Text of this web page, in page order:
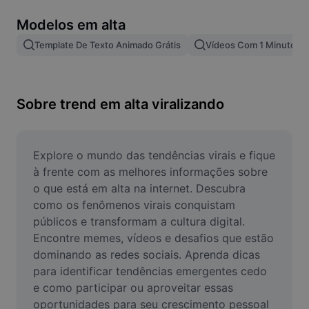
Mesclar imagens
Redimensionar Imagem
Criador de Memes
AI Text Remover
AI People Remover
AI Inpainting
Face Cutout
Modelos em alta
Template De Texto Animado Grátis Vídeos Com 1 Minuto
Sobre trend em alta viralizando
Explore o mundo das tendências virais e fique
à frente com as melhores informações sobre
o que está em alta na internet. Descubra
como os fenômenos virais conquistam
públicos e transformam a cultura digital.
Encontre memes, vídeos e desafios que estão
dominando as redes sociais. Aprenda dicas
para identificar tendências emergentes cedo
e como participar ou aproveitar essas
oportunidades para seu crescimento pessoal